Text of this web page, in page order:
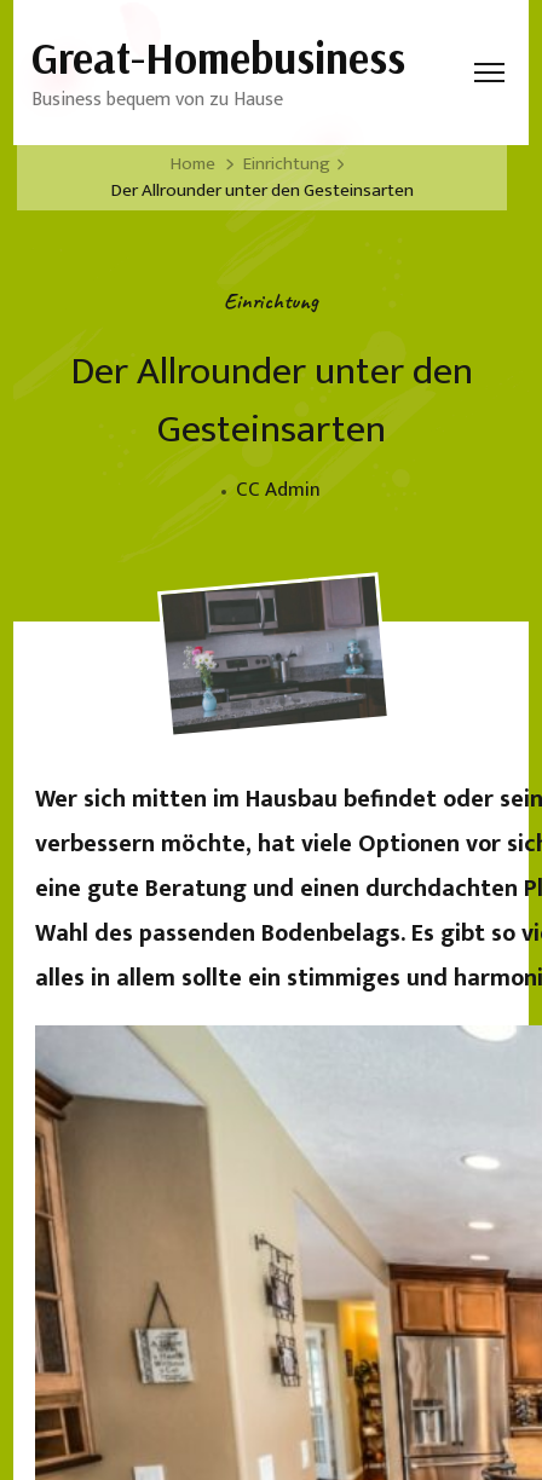
Great-Homebusiness
Business bequem von zu Hause
Home
Einrichtung
Der Allrounder unter den Gesteinsarten
Einrichtung
Der Allrounder unter den
Gesteinsarten
CC Admin
Wer sich mitten im Hausbau befindet oder
verbessern möchte, hat viele Optionen vor
eine gute Beratung und einen durchdachten
Wahl des passenden Bodenbelags. Es gibt
alles in allem sollte ein stimmiges und